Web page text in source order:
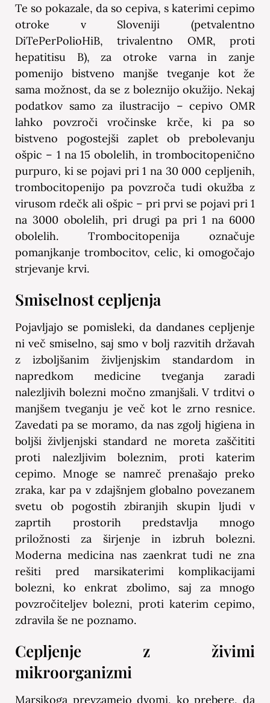
Te so pokazale, da so cepiva, s katerimi cepimo
otroke v Sloveniji (petvalentno
DiTePerPolioHiB, trivalentno OMR, proti
hepatitisu B), za otroke varna in zanje
pomenijo bistveno manjše tveganje kot že
sama možnost, da se z boleznijo okužijo. Nekaj
podatkov samo za ilustracijo – cepivo OMR
lahko povzroči vročinske krče, ki pa so
bistveno pogostejši zaplet ob prebolevanju
ošpic – 1 na 15 obolelih, in trombocitopenično
purpuro, ki se pojavi pri 1 na 30 000 cepljenih,
trombocitopenijo pa povzroča tudi okužba z
virusom rdečk ali ošpic – pri prvi se pojavi pri 1
na 3000 obolelih, pri drugi pa pri 1 na 6000
obolelih. Trombocitopenija označuje
pomanjkanje trombocitov, celic, ki omogočajo
strjevanje krvi.
Smiselnost cepljenja
Pojavljajo se pomisleki, da dandanes cepljenje
ni več smiselno, saj smo v bolj razvitih državah
z izboljšanim življenjskim standardom in
napredkom medicine tveganja zaradi
nalezljivih bolezni močno zmanjšali. V trditvi o
manjšem tveganju je več kot le zrno resnice.
Zavedati pa se moramo, da nas zgolj higiena in
boljši življenjski standard ne moreta zaščititi
proti nalezljivim boleznim, proti katerim
cepimo. Mnoge se namreč prenašajo preko
zraka, kar pa v zdajšnjem globalno povezanem
svetu ob pogostih zbiranjih skupin ljudi v
zaprtih prostorih predstavlja mnogo
priložnosti za širjenje in izbruh bolezni.
Moderna medicina nas zaenkrat tudi ne zna
rešiti pred marsikaterimi komplikacijami
bolezni, ko enkrat zbolimo, saj za mnogo
povzročiteljev bolezni, proti katerim cepimo,
zdravila še ne poznamo.
Cepljenje z živimi
mikroorganizmi
Marsikoga prevzamejo dvomi, ko prebere, da